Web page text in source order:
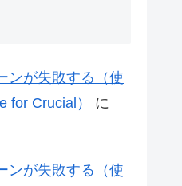
ンが失敗する（使
for Crucial）
に
ンが失敗する（使